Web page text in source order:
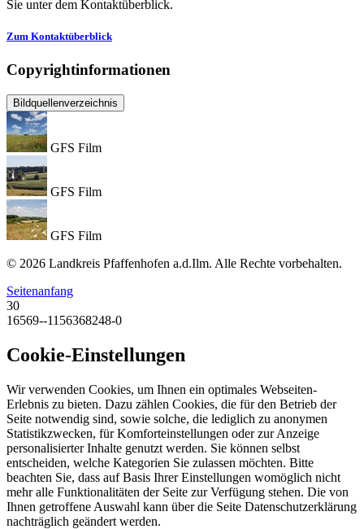
Sie unter dem Kontaktüberblick.
Zum Kontaktüberblick
Copyrightinformationen
Bildquellenverzeichnis
GFS Film
GFS Film
GFS Film
© 2026 Landkreis Pfaffenhofen a.d.Ilm. Alle Rechte vorbehalten.
Seitenanfang
30
16569--1156368248-0
Cookie-Einstellungen
Wir verwenden Cookies, um Ihnen ein optimales Webseiten-
Erlebnis zu bieten. Dazu zählen Cookies, die für den Betrieb der
Seite notwendig sind, sowie solche, die lediglich zu anonymen
Statistikzwecken, für Komforteinstellungen oder zur Anzeige
personalisierter Inhalte genutzt werden. Sie können selbst
entscheiden, welche Kategorien Sie zulassen möchten. Bitte
beachten Sie, dass auf Basis Ihrer Einstellungen womöglich nicht
mehr alle Funktionalitäten der Seite zur Verfügung stehen. Die von
Ihnen getroffene Auswahl kann über die Seite Datenschutzerklärung
nachträglich geändert werden.